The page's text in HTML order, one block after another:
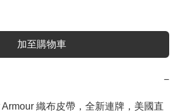
加至購物車
−
織布皮帶，全新連牌，美國直